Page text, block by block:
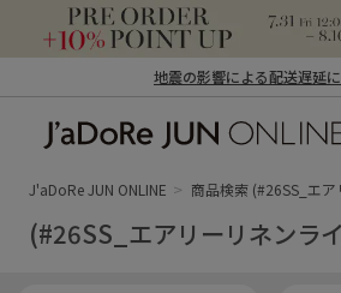
地震の影響による配送遅延
ン オンライン）
J'aDoRe JUN ONLINE 商品検索 (#26SS_エ
(#26SS_エアリーリネンラ